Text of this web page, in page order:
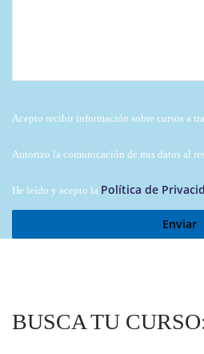
Acepto recibir información sobre cursos a
Autorizo la comunicación de mis datos al
He leído y acepto la Política de
BUSCA TU